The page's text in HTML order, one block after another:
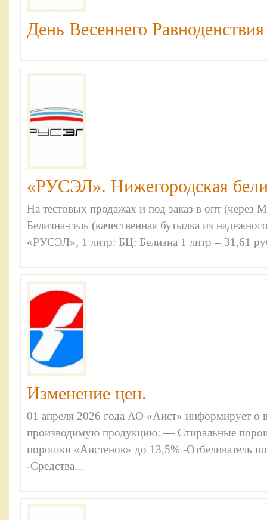
День Весеннего
«РУСЭЛ». Нижегородская
На тестовых продажах и под заказ в опт (через
Белизна-гель (качественная бутылка из
«РУСЭЛ», 1 литр: БЦ: Белизна 1 литр = 31,61
Изменение цен.
01 апреля 2026 года АО «Аист» информирует
производимую продукцию: — Стиральные
порошки «Аистенок» до 13,5% -Отбеливатель
-Средства...